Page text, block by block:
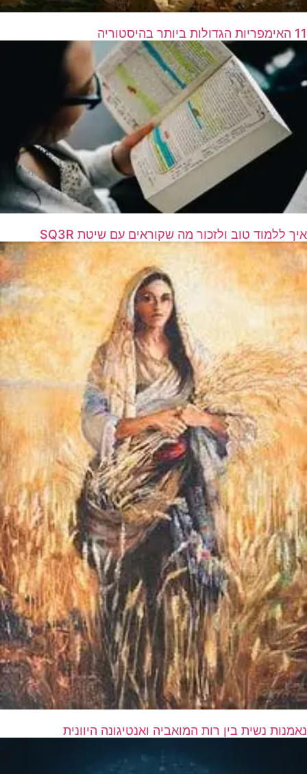
11 האימפריות הגדולות ביותר בהיסטוריה
איך ללמוד טוב ולזכור מה שקוראים עם שיטת SQ3R
נאמנות נשית בין רות המואביה ואנטיגונה היוונית